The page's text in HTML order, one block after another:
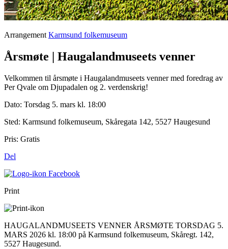
Arrangement Karmsund folkemuseum
Årsmøte | Haugalandmuseets venner
Velkommen til årsmøte i Haugalandmuseets venner med foredrag av
Per Qvale om Djupadalen og 2. verdenskrig!
Dato: Torsdag 5. mars kl. 18:00
Sted: Karmsund folkemuseum, Skåregata 142, 5527 Haugesund
Pris: Gratis
Del
Print
HAUGALANDMUSEETS VENNER ÅRSMØTE TORSDAG 5.
MARS 2026 kl. 18:00 på Karmsund folkemuseum, Skåregt. 142,
5527 Haugesund.